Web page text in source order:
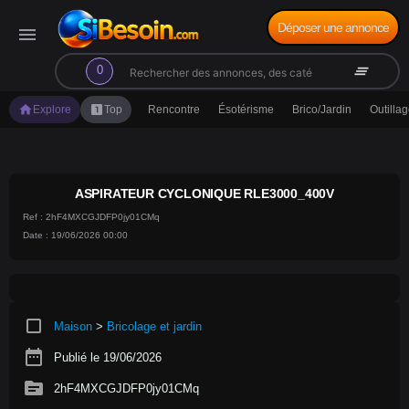
menu
0
search clear_all
Déposer une annonce
home Explore looks_oneTop Rencontre Ésotérisme Brico/Jardin
ASPIRATEUR CYCLONIQUE RLE3000_400V
Ref : 2hF4MXCGJDFP0jy01CMq
Date : 19/06/2026 00:00
crop_square Maison > Bricolage et jardin
date_range Publié le 19/06/2026
source 2hF4MXCGJDFP0jy01CMq